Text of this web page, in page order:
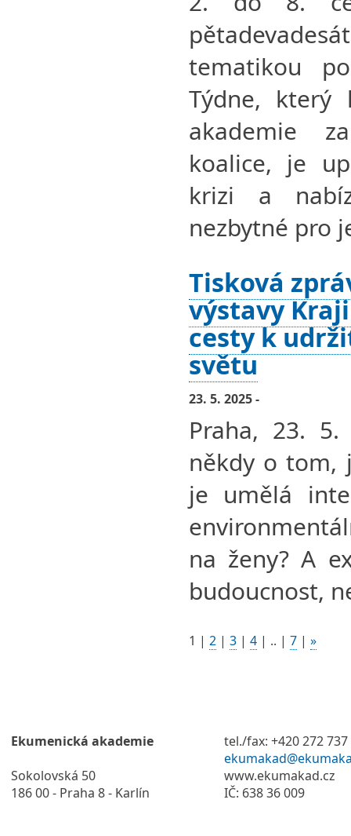
tematikou
Týdne, který
akademie
koalice, je
krizi a
nezbytné pro
Tisková
výstavy
cesty k
světu
23. 5. 2025 -
Praha, 23.
někdy o tom,
je umělá
na ženy? A
budoucnost,
1 | 2 | 3 | 4 | .. | 7 | »
Ekumenická akademie
Sokolovská 50
186 00 - Praha 8 - Karlín
tel./fax: +420 272 737
www.ekumakad.cz
IČ: 638 36 009